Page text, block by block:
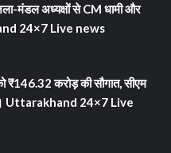
मंडल अध्यक्षों से CM धामी और
24×7 Live news
₹146.32 करोड़ की सौगात, सीएम
Uttarakhand 24×7 Live